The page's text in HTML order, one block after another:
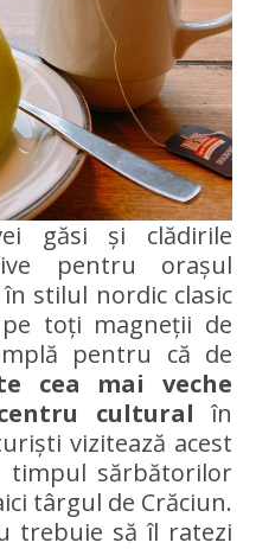
găsi și clădirile
pentru orașul
stilul nordic clasic
toți magneții de
pentru că de
cea mai veche
cultural în
vizitează acest
timpul sărbătorilor
târgul de Crăciun.
trebuie să îl ratezi